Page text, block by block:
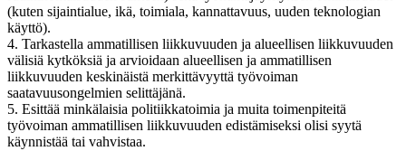
(kuten sijaintialue, ikä, toimiala, kannattavuus, uuden teknologian
käyttö).
4. Tarkastella ammatillisen liikkuvuuden ja alueellisen liikkuvuuden
välisiä kytköksiä ja arvioidaan alueellisen ja ammatillisen
liikkuvuuden keskinäistä merkittävyyttä työvoiman
saatavuusongelmien selittäjänä.
5. Esittää minkälaisia politiikkatoimia ja muita toimenpiteitä
työvoiman ammatillisen liikkuvuuden edistämiseksi olisi syytä
käynnistää tai vahvistaa.